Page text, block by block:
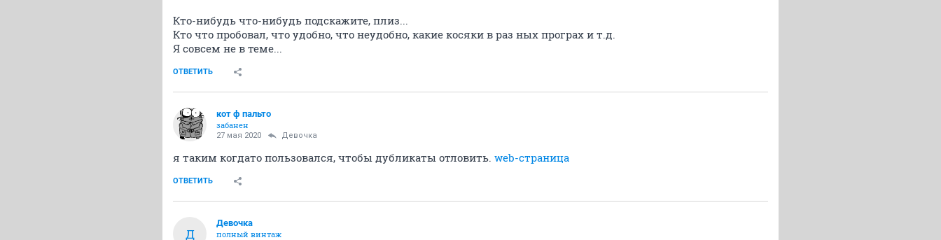
Кто-нибудь что-нибудь подскажите, плиз...
Кто что пробовал, что удобно, что неудобно, какие косяки в раз ных програх и т.д.
Я совсем не в теме...
ОТВЕТИТЬ
кот ф пальто
забанен
27 мая 2020 Девочка
я таким когдато пользовался, чтобы дубликаты отловить. web-страница
ОТВЕТИТЬ
Д
Девочка
полный винтаж